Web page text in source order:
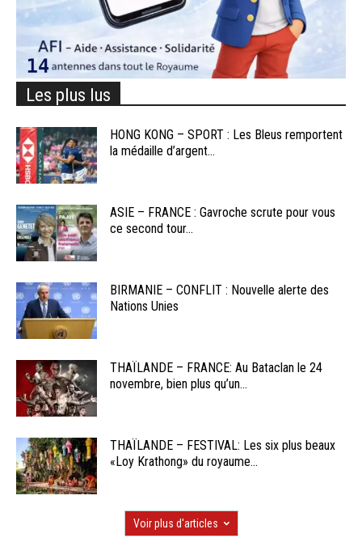
Les plus lus
HONG KONG – SPORT : Les Bleus remportent
la médaille d’argent...
ASIE – FRANCE : Gavroche scrute pour vous
ce second tour...
BIRMANIE – CONFLIT : Nouvelle alerte des
Nations Unies
THAÏLANDE – FRANCE: Au Bataclan le 24
novembre, bien plus qu’un...
THAÏLANDE – FESTIVAL: Les six plus beaux
«Loy Krathong» du royaume...
Voir plus d'articles